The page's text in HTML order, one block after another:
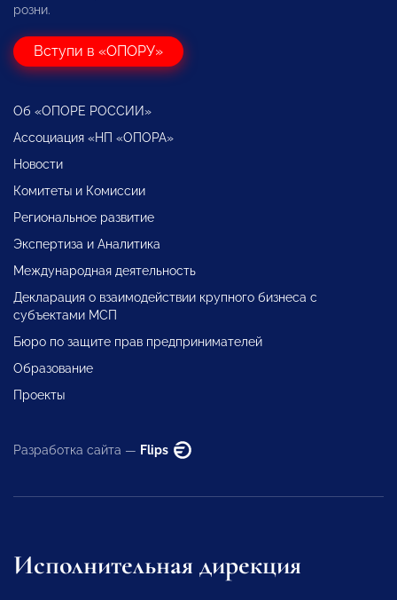
розни.
Вступи в «ОПОРУ»
Об «ОПОРЕ РОССИИ»
Ассоциация «НП «ОПОРА»
Новости
Комитеты и Комиссии
Региональное развитие
Экспертиза и Аналитика
Международная деятельность
Декларация о взаимодействии крупного бизнеса с
субъектами МСП
Бюро по защите прав предпринимателей
Образование
Проекты
Разработка сайта — Flips
Исполнительная дирекция